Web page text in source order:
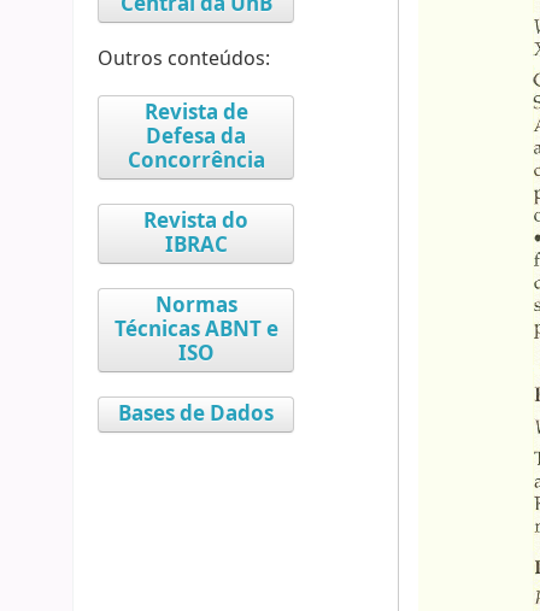
Outros conteúdos:
Revista de
Defesa da
Concorrência
Revista do
IBRAC
Normas
Técnicas ABNT e
ISO
Bases de Dados